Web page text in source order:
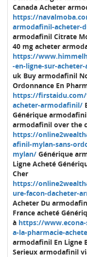
Canada Acheter
https://
armodafinil-acheter-
armodafinil Citrate
40 mg acheter
https://
-en-ligne-sur-
uk Buy armodafinil
Ordonnance En
https://
acheter-armodafinil/
Générique
armodafinil over the
https://
afinil-mylan-sans-
mylan/ Générique
Ligne Acheté
Cher
https://
ure-facon-dacheter-
Acheter Du
France acheté
à https://
a-la-pharmacie-
armodafinil En Ligne
Serieux armodafinil